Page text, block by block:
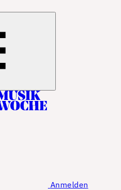
Anmelden